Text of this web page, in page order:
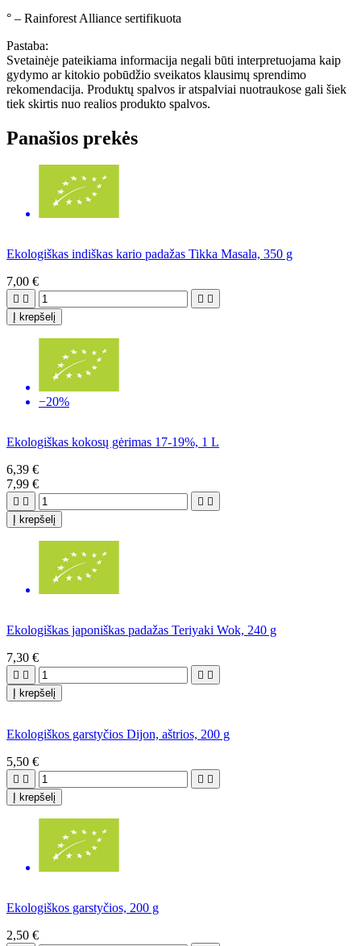
° – Rainforest Alliance sertifikuota
Pastaba:
Svetainėje pateikiama informacija negali būti interpretuojama kaip
gydymo ar kitokio pobūdžio sveikatos klausimų sprendimo
rekomendacija. Produktų spalvos ir atspalviai nuotraukose gali šiek
tiek skirtis nuo realios produkto spalvos.
Panašios prekės
Ekologiškas indiškas kario padažas Tikka Masala, 350 g
7,00 €
   
Į krepšelį
−20%
Ekologiškas kokosų gėrimas 17-19%, 1 L
6,39 €
7,99 €
   
Į krepšelį
Ekologiškas japoniškas padažas Teriyaki Wok, 240 g
7,30 €
   
Į krepšelį
Ekologiškos garstyčios Dijon, aštrios, 200 g
5,50 €
   
Į krepšelį
Ekologiškos garstyčios, 200 g
2,50 €